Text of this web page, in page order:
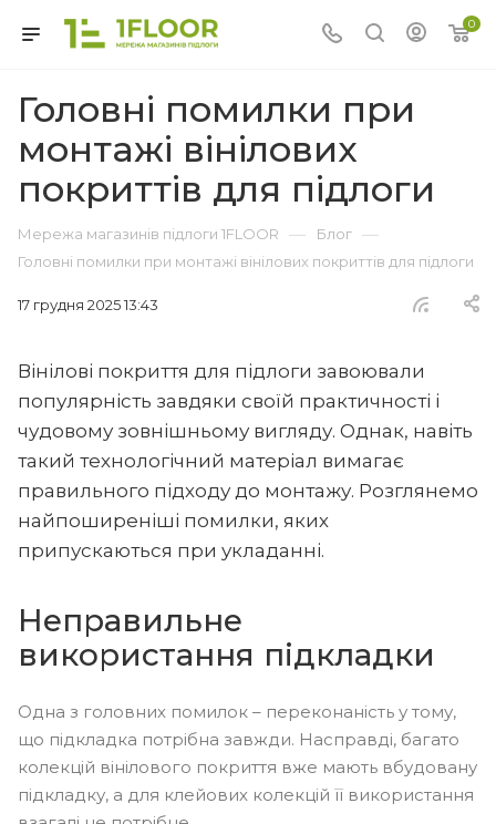
0
Головні помилки при
монтажі вінілових
покриттів для підлоги
Мережа магазинів підлоги 1FLOOR — Блог —
Головні помилки при монтажі вінілових покриттів для підлоги
17 грудня 2025 13:43
Вінілові покриття для підлоги завоювали
популярність завдяки своїй практичності і
чудовому зовнішньому вигляду. Однак, навіть
такий технологічний матеріал вимагає
правильного підходу до монтажу. Розглянемо
найпоширеніші помилки, яких
припускаються при укладанні.
Неправильне
використання підкладки
Одна з головних помилок – переконаність у тому,
що підкладка потрібна завжди. Насправді, багато
колекцій вінілового покриття вже мають вбудовану
підкладку, а для клейових колекцій її використання